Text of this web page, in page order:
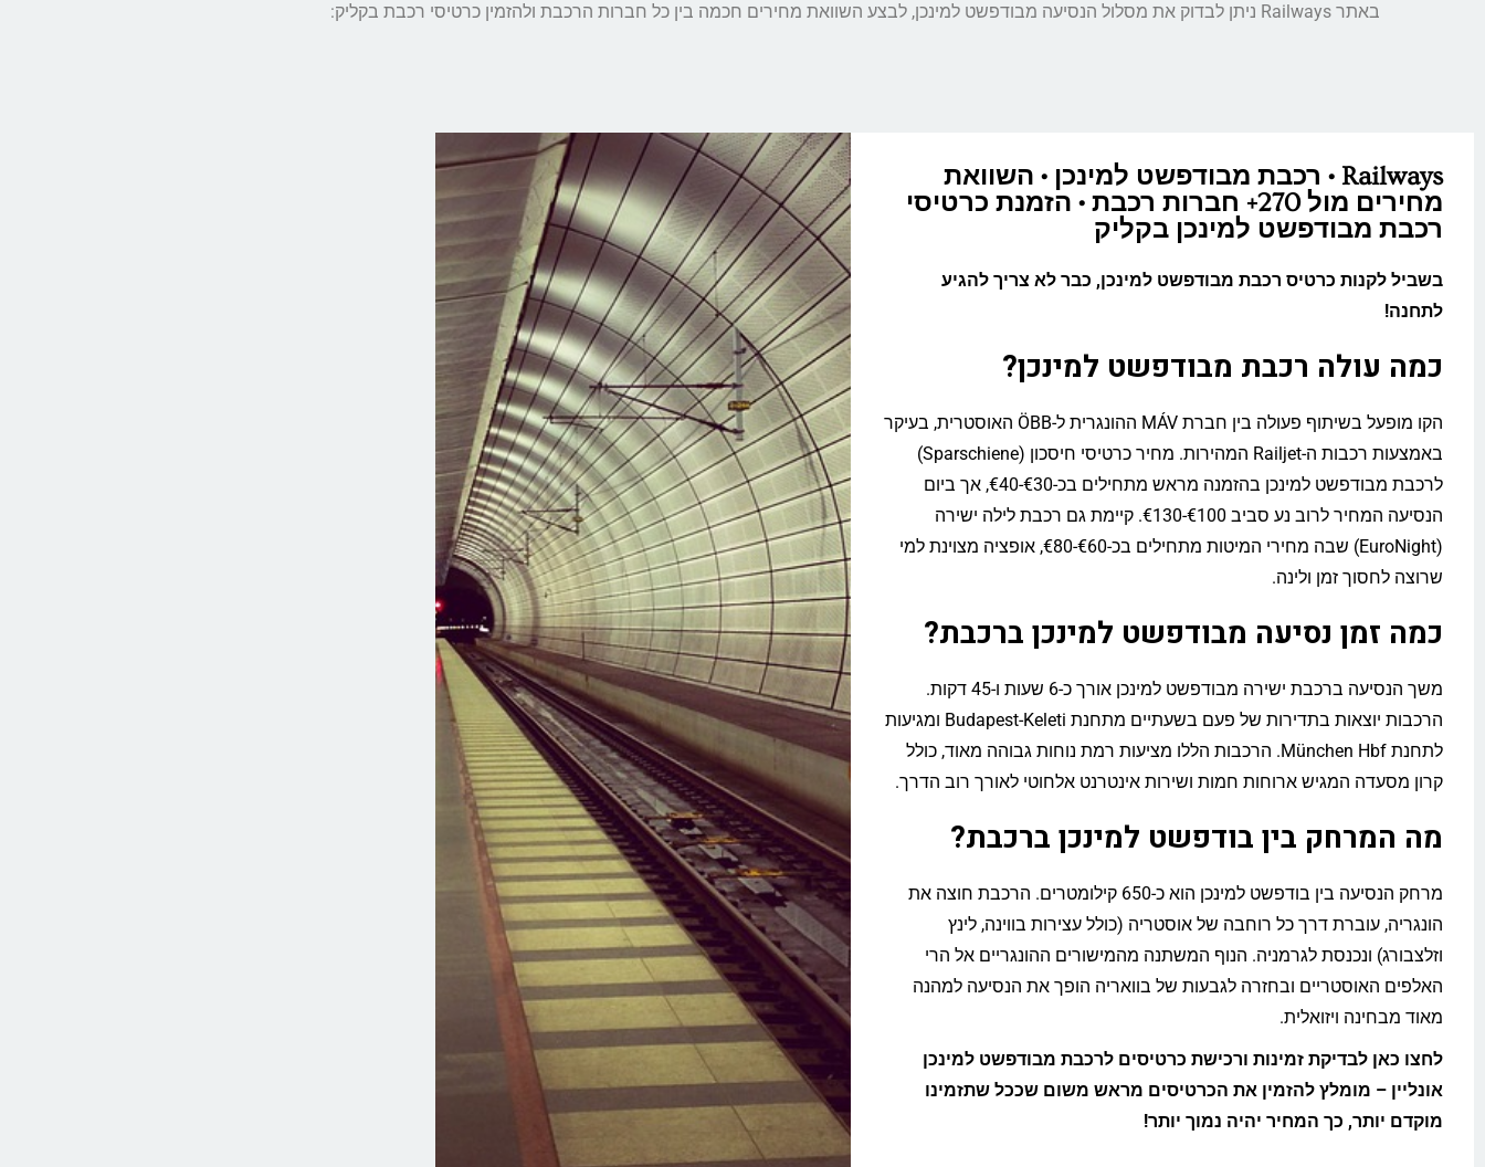
באתר Railways ניתן לבדוק את מסלול הנסיעה מבודפשט למינכן, לבצע השוואת מחירים חכמה בין כל חברות הרכבת ולהזמין כרטיסי רכבת בקליק:
Railways • רכבת מבודפשט למינכן • השוואת
מחירים מול 270+ חברות רכבת • הזמנת כרטיסי
רכבת מבודפשט למינכן בקליק
בשביל לקנות כרטיס רכבת מבודפשט למינכן, כבר לא צריך להגיע
לתחנה!
כמה עולה רכבת מבודפשט למינכן?
הקו מופעל בשיתוף פעולה בין חברת MÁV ההונגרית ל-ÖBB האוסטרית, בעיקר
באמצעות רכבות ה-Railjet המהירות. מחיר כרטיסי חיסכון (Sparschiene)
לרכבת מבודפשט למינכן בהזמנה מראש מתחילים בכ-€30-€40, אך ביום
הנסיעה המחיר לרוב נע סביב €100-€130. קיימת גם רכבת לילה ישירה
(EuroNight) שבה מחירי המיטות מתחילים בכ-€60-€80, אופציה מצוינת למי
שרוצה לחסוך זמן ולינה.
כמה זמן נסיעה מבודפשט למינכן ברכבת?
משך הנסיעה ברכבת ישירה מבודפשט למינכן אורך כ-6 שעות ו-45 דקות.
הרכבות יוצאות בתדירות של פעם בשעתיים מתחנת Budapest-Keleti ומגיעות
לתחנת München Hbf. הרכבות הללו מציעות רמת נוחות גבוהה מאוד, כולל
קרון מסעדה המגיש ארוחות חמות ושירות אינטרנט אלחוטי לאורך רוב הדרך.
מה המרחק בין בודפשט למינכן ברכבת?
מרחק הנסיעה בין בודפשט למינכן הוא כ-650 קילומטרים. הרכבת חוצה את
הונגריה, עוברת דרך כל רוחבה של אוסטריה (כולל עצירות בווינה, לינץ
וזלצבורג) ונכנסת לגרמניה. הנוף המשתנה מהמישורים ההונגריים אל הרי
האלפים האוסטריים ובחזרה לגבעות של בוואריה הופך את הנסיעה למהנה
מאוד מבחינה ויזואלית.
לחצו כאן לבדיקת זמינות ורכישת כרטיסים לרכבת מבודפשט למינכן
אונליין – מומלץ להזמין את הכרטיסים מראש משום שככל שתזמינו
מוקדם יותר, כך המחיר יהיה נמוך יותר!